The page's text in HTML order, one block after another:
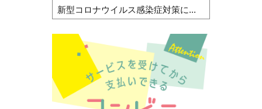
新型コロナウイルス感染症対策に...